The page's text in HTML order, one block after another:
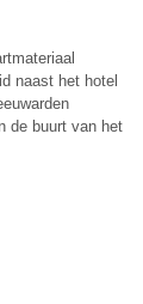
naast het hotel
de buurt van het